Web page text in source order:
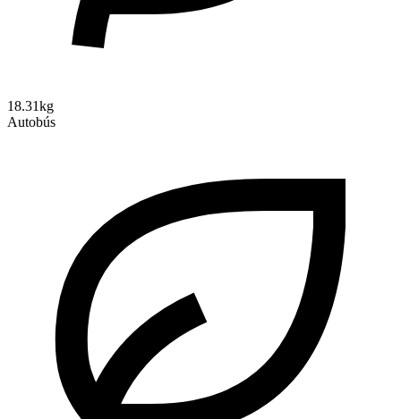
18.31kg
Autobús